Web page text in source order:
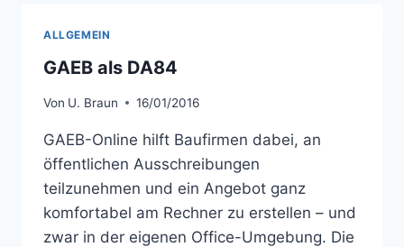
ALLGEMEIN
GAEB als DA84
Von U. Braun 16/01/2016
GAEB-Online hilft Baufirmen dabei, an
öffentlichen Ausschreibungen
teilzunehmen und ein Angebot ganz
komfortabel am Rechner zu erstellen – und
zwar in der eigenen Office-Umgebung. Die